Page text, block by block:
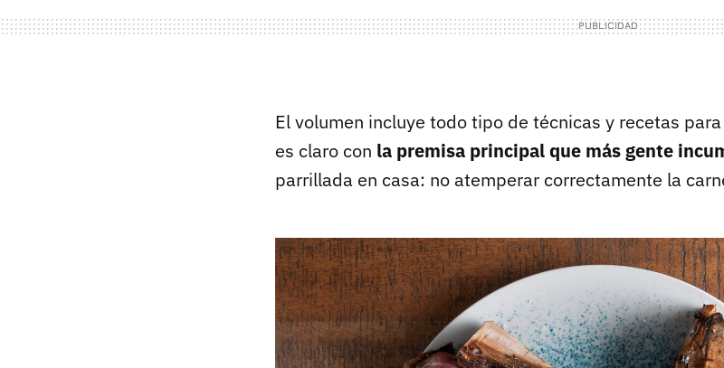
El volumen incluye todo tipo de técnicas y recetas
es claro con la premisa principal que más gente
parrillada en casa: no atemperar correctamente la